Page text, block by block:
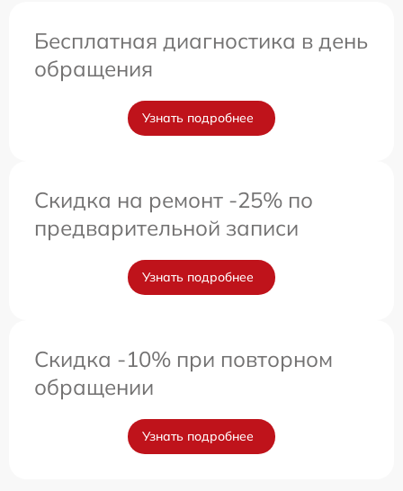
Бесплатная диагностика в день
обращения
Узнать подробнее
Скидка на ремонт -25% по
предварительной записи
Узнать подробнее
Скидка -10% при повторном
обращении
Узнать подробнее